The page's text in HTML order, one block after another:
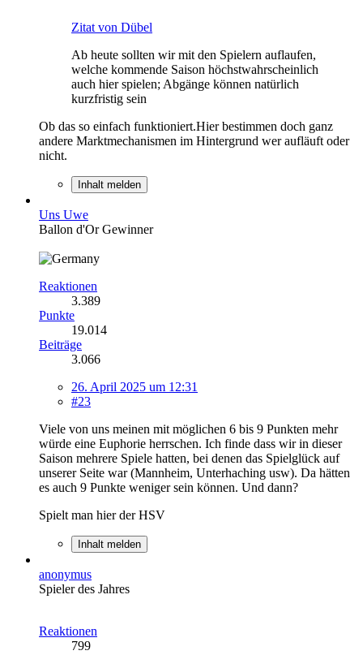
Zitat von Dübel
Ab heute sollten wir mit den Spielern auflaufen,
welche kommende Saison höchstwahrscheinlich
auch hier spielen; Abgänge können natürlich
kurzfristig sein
Ob das so einfach funktioniert.Hier bestimmen doch ganz
andere Marktmechanismen im Hintergrund wer aufläuft oder
nicht.
Inhalt melden
Uns Uwe
Ballon d'Or Gewinner
Reaktionen
3.389
Punkte
19.014
Beiträge
3.066
26. April 2025 um 12:31
#23
Viele von uns meinen mit möglichen 6 bis 9 Punkten mehr
würde eine Euphorie herrschen. Ich finde dass wir in dieser
Saison mehrere Spiele hatten, bei denen das Spielglück auf
unserer Seite war (Mannheim, Unterhaching usw). Da hätten
es auch 9 Punkte weniger sein können. Und dann?
Spielt man hier der HSV
Inhalt melden
anonymus
Spieler des Jahres
Reaktionen
799